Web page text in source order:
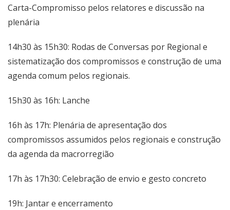
Carta-Compromisso pelos relatores e discussão na
plenária
14h30 às 15h30: Rodas de Conversas por Regional e
sistematização dos compromissos e construção de uma
agenda comum pelos regionais.
15h30 às 16h: Lanche
16h às 17h: Plenária de apresentação dos
compromissos assumidos pelos regionais e construção
da agenda da macrorregião
17h às 17h30: Celebração de envio e gesto concreto
19h: Jantar e encerramento